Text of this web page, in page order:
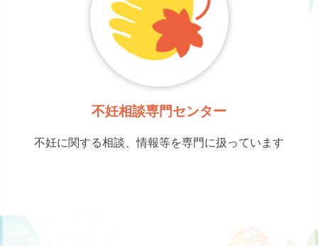
不妊相談専門センター
不妊に関する相談、情報等を専門に扱っています